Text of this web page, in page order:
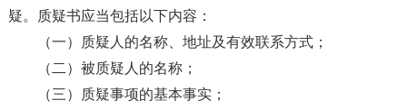
疑。质疑书应当包括以下内容：
（一）质疑人的名称、地址及有效联系方式；
（二）被质疑人的名称；
（三）质疑事项的基本事实；